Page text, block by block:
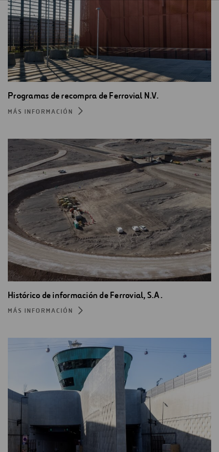
Programas de recompra de Ferrovial N.V.
MÁS INFORMACIÓN
Histórico de información de Ferrovial, S.A.
MÁS INFORMACIÓN